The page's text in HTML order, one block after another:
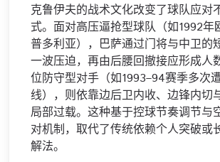
克鲁伊夫的战术文化改变了球队应对
式。面对高压逼抢型球队（如1992年
普多利亚），巴萨通过门将与中卫的
一波压迫，再由后腰回撤接应形成人
位防守型对手（如1993–94赛季多次
线），则依靠边后卫内收、边锋内切
局部过载。这种基于控球节奏调节与
对机制，取代了传统依赖个人突破或
解法。